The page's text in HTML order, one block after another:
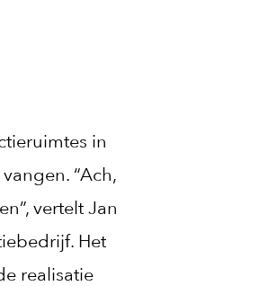
in
“Ach,
vertelt Jan
Het
realisatie